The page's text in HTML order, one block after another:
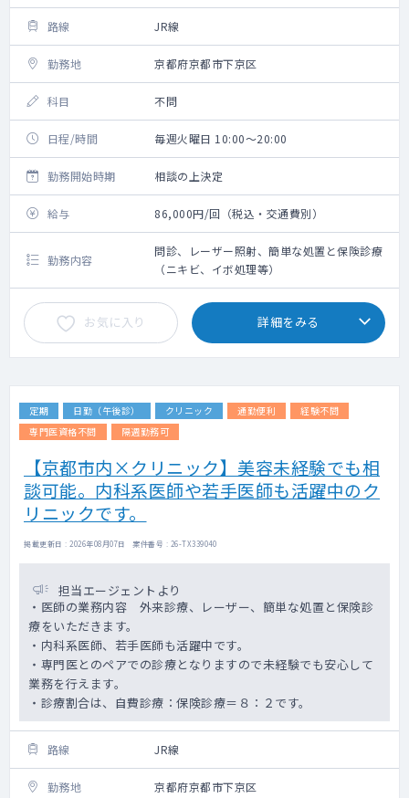
路線 JR線
勤務地 京都府京都市下京区
科目 不問
日程/時間 毎週火曜日 10:00～20:00
勤務開始時期 相談の上決定
給与 86,000円/回（税込・交通費別）
勤務内容
問診、レーザー照射、簡単な処置と保険診療
（ニキビ、イボ処理等）
お気に入り 詳細をみる
定期 日勤（午後診） クリニック 通勤便利
経験不問
専門医資格不問
隔週勤務可
【京都市内×クリニック】美容未経験でも相
談可能。内科系医師や若手医師も活躍中のク
リニックです。
掲載更新日 : 2026年08月07日 案件番号 : 26-TX339040
担当エージェントより
・医師の業務内容 外来診療、レーザー、簡単な処置と保険診
療をいただきます。
・内科系医師、若手医師も活躍中です。
・専門医とのペアでの診療となりますので未経験でも安心して
業務を行えます。
・診療割合は、自費診療：保険診療＝８：２です。
路線 JR線
勤務地 京都府京都市下京区